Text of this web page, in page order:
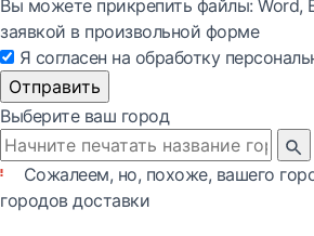
Вы можете прикрепить файлы: Word,
заявкой в произвольной форме
Я согласен на обработку
Отправить
Выберите ваш город
Сожалеем, но, похоже, вашего
городов доставки